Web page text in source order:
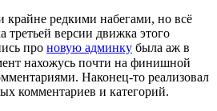
редкими набегами, но всё
третьей версии движка этого
про новую админку была аж в
нахожусь почти на финишной
Наконец-то реализовал
комментариев и категорий.